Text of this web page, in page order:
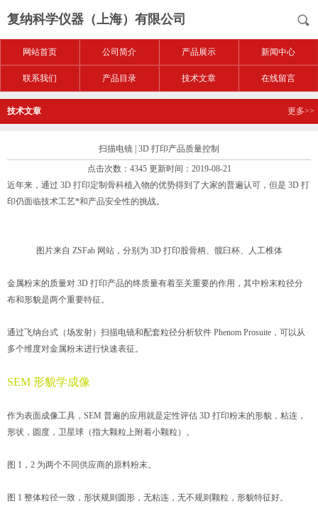
复纳科学仪器（上海）有限公司
网站首页 公司简介 产品展示 新闻中心
联系我们 产品目录 技术文章 在线留言
技术文章 更多>>
扫描电镜 | 3D 打印产品质量控制
点击次数：4345 更新时间：2019-08-21
近年来，通过 3D 打印定制骨科植入物的优势得到了大家的普遍认可，但是 3D 打
印仍面临技术工艺*和产品安全性的挑战。
图片来自 ZSFab 网站，分别为 3D 打印股骨柄、髋臼杯、人工椎体
金属粉末的质量对 3D 打印产品的终质量有着至关重要的作用，其中粉末粒径分
布和形貌是两个重要特征。
通过飞纳台式（场发射）扫描电镜和配套粒径分析软件 Phenom Prosuite，可以从
多个维度对金属粉末进行快速表征。
SEM 形貌学成像
作为表面成像工具，SEM 普遍的应用就是定性评估 3D 打印粉末的形貌，粘连，
形状，圆度，卫星球（指大颗粒上附着小颗粒）。
图 1，2 为两个不同供应商的原料粉末。
图 1 整体粒径一致，形状规则圆形，无粘连，无不规则颗粒，形貌特征好。